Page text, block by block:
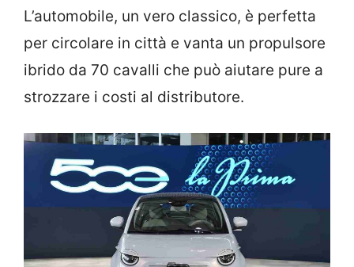
L’automobile, un vero classico, è perfetta
per circolare in città e vanta un propulsore
ibrido da 70 cavalli che può aiutare pure a
strozzare i costi al distributore.